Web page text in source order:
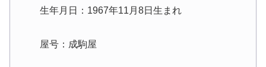
生年月日：1967年11月8日生まれ
屋号：成駒屋